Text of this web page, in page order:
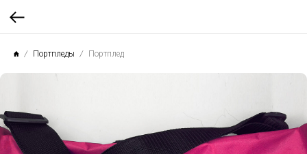
Портпледы Портплед